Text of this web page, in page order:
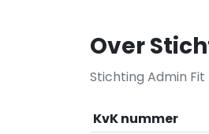
Over
Stichting Admin Fit
KvK nummer